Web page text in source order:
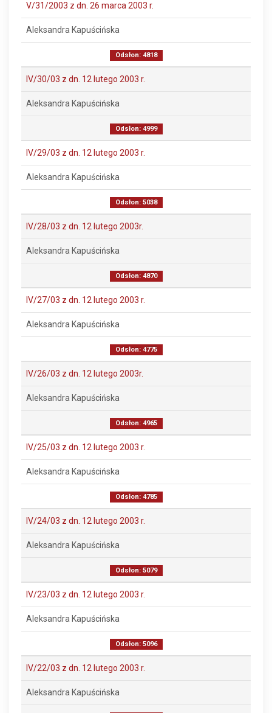
V/31/2003 z dn. 26 marca 2003 r.
Aleksandra Kapuścińska
Odsłon: 4818
IV/30/03 z dn. 12 lutego 2003 r.
Aleksandra Kapuścińska
Odsłon: 4999
IV/29/03 z dn. 12 lutego 2003 r.
Aleksandra Kapuścińska
Odsłon: 5038
IV/28/03 z dn. 12 lutego 2003r.
Aleksandra Kapuścińska
Odsłon: 4870
IV/27/03 z dn. 12 lutego 2003 r.
Aleksandra Kapuścińska
Odsłon: 4775
IV/26/03 z dn. 12 lutego 2003r.
Aleksandra Kapuścińska
Odsłon: 4965
IV/25/03 z dn. 12 lutego 2003 r.
Aleksandra Kapuścińska
Odsłon: 4785
IV/24/03 z dn. 12 lutego 2003 r.
Aleksandra Kapuścińska
Odsłon: 5079
IV/23/03 z dn. 12 lutego 2003 r.
Aleksandra Kapuścińska
Odsłon: 5096
IV/22/03 z dn. 12 lutego 2003 r.
Aleksandra Kapuścińska